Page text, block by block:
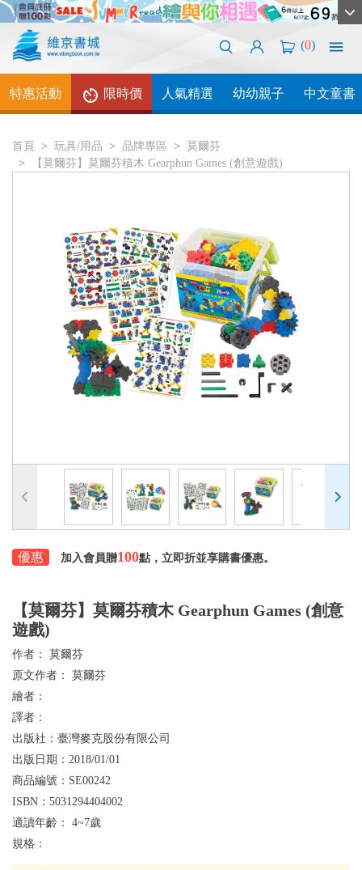
(0)
特惠活動 限時價 人氣精選 幼幼親子 中文童書
首頁 玩具/用品 品牌專區
莫爾芬
【莫爾芬】莫爾芬積木 Gearphun Games (創意遊戲)
優惠 加入會員贈100點，立即折並享購書優惠。
【莫爾芬】莫爾芬積木 Gearphun Games (創意
遊戲)
作者： 莫爾芬
原文作者： 莫爾芬
繪者：
譯者：
出版社： 臺灣麥克股份有限公司
出版日期： 2018/01/01
商品編號： SE00242
ISBN： 5031294404002
適讀年齡： 4~7歲
規格：